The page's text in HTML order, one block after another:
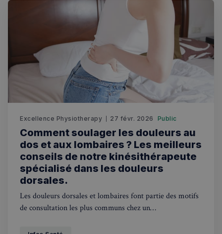
Excellence Physiotherapy 27 févr. 2026 Public
Comment soulager les douleurs au
dos et aux lombaires ? Les meilleurs
conseils de notre kinésithérapeute
spécialisé dans les douleurs
dorsales.
Les douleurs dorsales et lombaires font partie des motifs
de consultation les plus communs chez un
survenir de manière soudaine après avoir soulevé une